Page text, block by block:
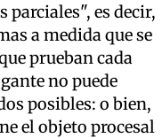
es decir,
a medida que se
prueban cada
no puede
posibles: o bien,
el objeto procesal